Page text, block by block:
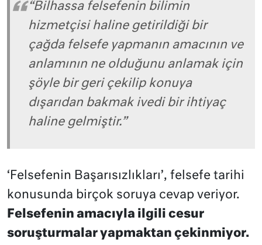
“Bilhassa felsefenin bilimin
hizmetçisi haline getirildiği bir
çağda felsefe yapmanın amacının ve
anlamının ne olduğunu anlamak için
şöyle bir geri çekilip konuya
dışarıdan bakmak ivedi bir ihtiyaç
haline gelmiştir.”
‘Felsefenin Başarısızlıkları’, felsefe tarihi
konusunda birçok soruya cevap veriyor.
Felsefenin amacıyla ilgili cesur
soruşturmalar yapmaktan çekinmiyor.